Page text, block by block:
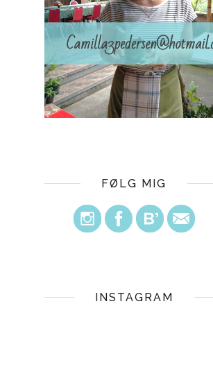
FØLG MIG
INSTAGRAM